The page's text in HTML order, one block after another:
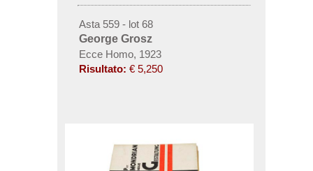
Asta 559 - lot 68
George Grosz
Ecce Homo, 1923
Risultato: € 5,250